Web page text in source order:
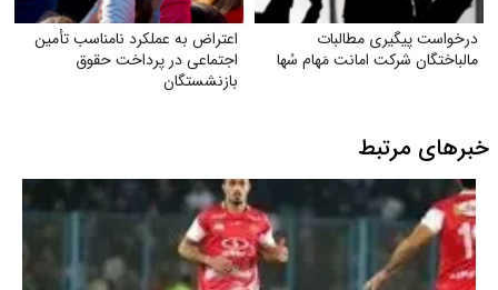
درخواست پیگیری مطالبات
مالباختگان شرکت امانت مَهام سُها
اعتراض به عملکرد نامناسب تأمین
اجتماعی در پرداخت حقوق
بازنشستگان
خبرهای مرتبط